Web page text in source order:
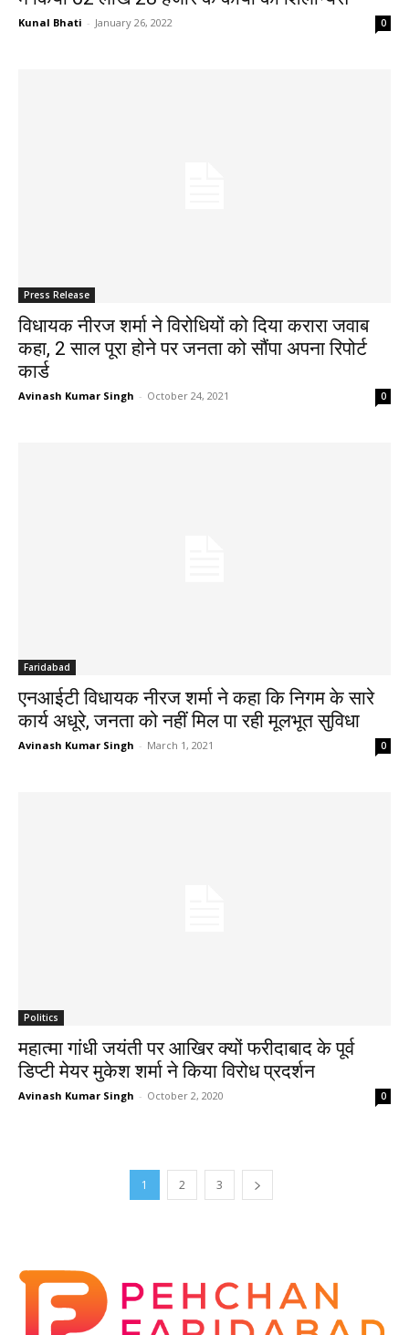
Kunal Bhati - January 26, 2022 0
Press Release
विधायक नीरज शर्मा ने विरोधियों को दिया करारा जवाब
कहा, 2 साल पूरा होने पर जनता को सौंपा अपना रिपोर्ट
कार्ड
Avinash Kumar Singh - October 24, 2021 0
Faridabad
एनआईटी विधायक नीरज शर्मा ने कहा कि निगम के सारे
कार्य अधूरे, जनता को नहीं मिल पा रही मूलभूत सुविधा
Avinash Kumar Singh - March 1, 2021 0
Politics
महात्मा गांधी जयंती पर आखिर क्यों फरीदाबाद के पूर्व
डिप्टी मेयर मुकेश शर्मा ने किया विरोध प्रदर्शन
Avinash Kumar Singh - October 2, 2020 0
1 2 3